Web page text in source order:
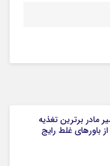
برترین تغذیه
باورهای غلط رایج